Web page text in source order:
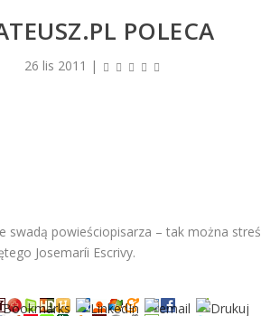
POLECA
26 lis 2011 |
swadą powieściopisarza – tak można
Josemaríi Escrivy.